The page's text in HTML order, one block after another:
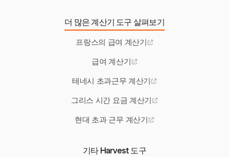
더 많은 계산기 도구 살펴보기
프랑스의 급여 계산기
급여 계산기
테네시 초과근무 계산기
그리스 시간 요금 계산기
현대 초과 근무 계산기
기타 Harvest 도구